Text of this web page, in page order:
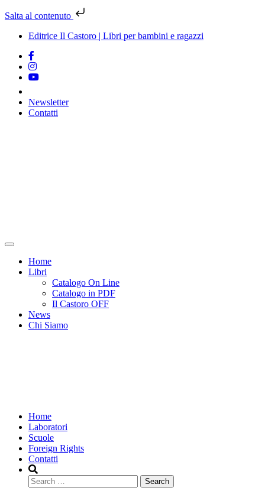
Salta al contenuto
Editrice Il Castoro | Libri per bambini e ragazzi
Newsletter
Contatti
Home
Libri
Catalogo On Line
Catalogo in PDF
Il Castoro OFF
News
Chi Siamo
Home
Laboratori
Scuole
Foreign Rights
Contatti
Search